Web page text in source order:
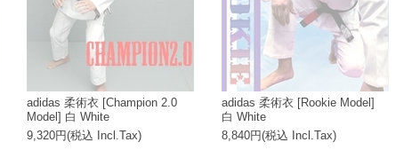
adidas 柔術衣 [Champion 2.0
Model] 白 White
9,320円(税込 Incl.Tax)
adidas 柔術衣 [Rookie Model]
白 White
8,840円(税込 Incl.Tax)